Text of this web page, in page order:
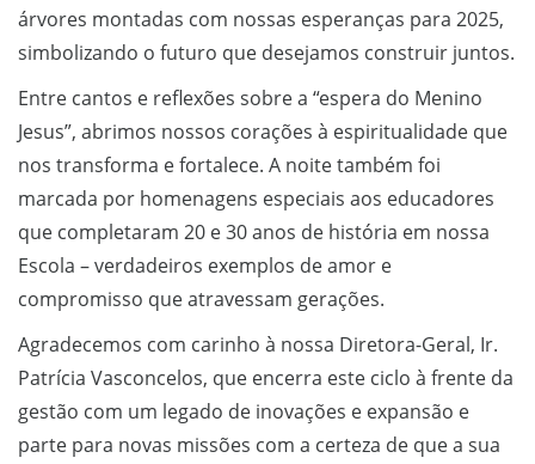
árvores montadas com nossas esperanças para 2025,
simbolizando o futuro que desejamos construir juntos.
Entre cantos e reflexões sobre a “espera do Menino
Jesus”, abrimos nossos corações à espiritualidade que
nos transforma e fortalece. A noite também foi
marcada por homenagens especiais aos educadores
que completaram 20 e 30 anos de história em nossa
Escola – verdadeiros exemplos de amor e
compromisso que atravessam gerações.
Agradecemos com carinho à nossa Diretora-Geral, Ir.
Patrícia Vasconcelos, que encerra este ciclo à frente da
gestão com um legado de inovações e expansão e
parte para novas missões com a certeza de que a sua